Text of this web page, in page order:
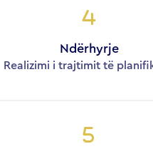
Ndërhyrje
Realizimi i trajtimit të